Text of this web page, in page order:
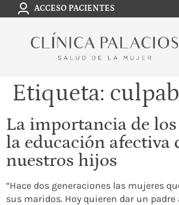
ACCESO PACIENTES
Etiqueta:
La importancia de
la educación afectiva
nuestros hijos
“Hace dos generaciones las mujeres
sus maridos. Hoy quieren dar un padre